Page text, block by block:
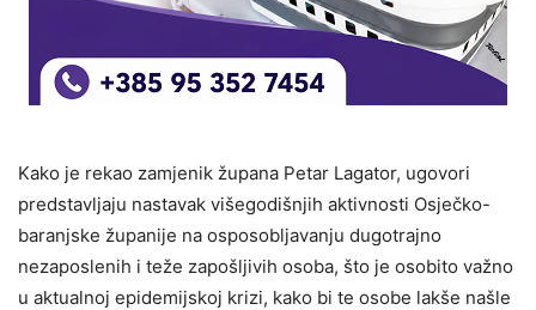
Kako je rekao zamjenik župana Petar Lagator, ugovori
predstavljaju nastavak višegodišnjih aktivnosti Osječko-
baranjske županije na osposobljavanju dugotrajno
nezaposlenih i teže zapošljivih osoba, što je osobito važno
u aktualnoj epidemijskoj krizi, kako bi te osobe lakše našle